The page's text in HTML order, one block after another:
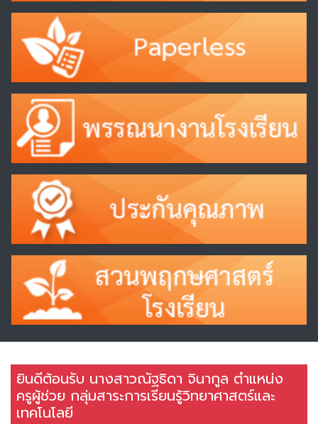
ยินดีต้อนรับ นางสาวณัฐธิดา จินากูล ตำแหน่ง
ครูผู้ช่วย กลุ่มสาระการเรียนรู้วิทยาศาสตร์และ
เทคโนโลยี